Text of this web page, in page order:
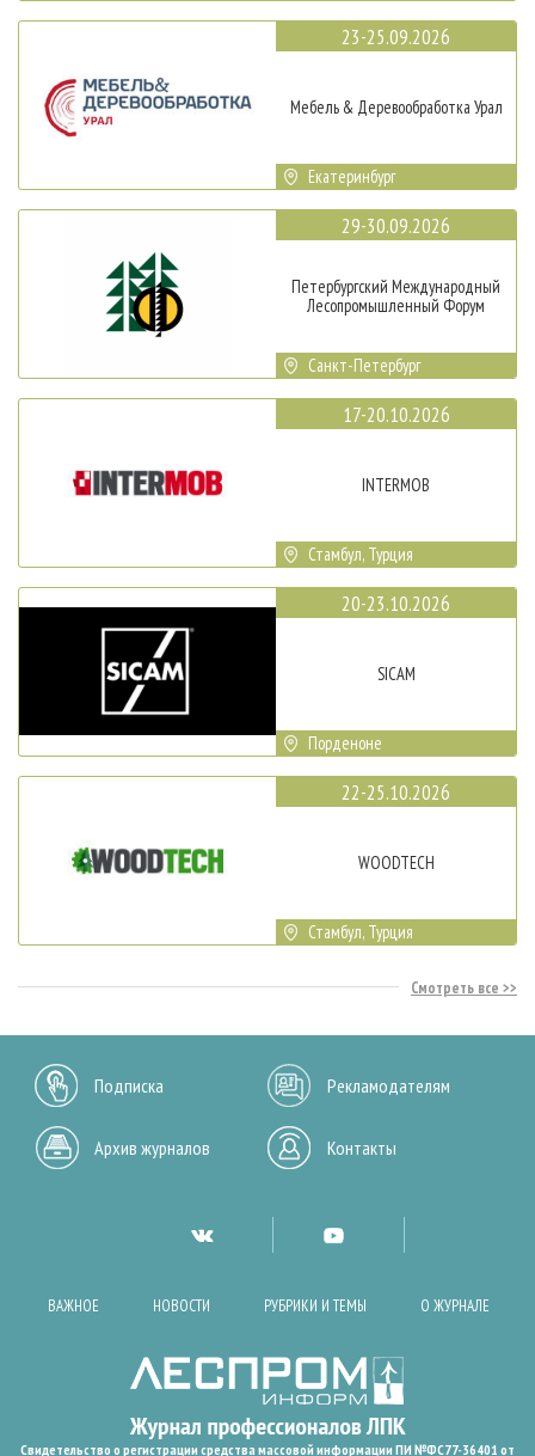
23-25.09.2026
Мебель & Деревообработка Урал
Екатеринбург
29-30.09.2026
Петербургский Международный
Лесопромышленный Форум
Санкт-Петербург
17-20.10.2026
INTERMOB
Стамбул, Турция
20-23.10.2026
SICAM
Порденоне
22-25.10.2026
WOODTECH
Стамбул, Турция
Смотреть все
Подписка Рекламодателям
Архив журналов Контакты
ВАЖНОЕ НОВОСТИ РУБРИКИ И ТЕМЫ О ЖУРНАЛЕ
Свидетельство о регистрации средства массовой информации ПИ №ФС77-36401 от